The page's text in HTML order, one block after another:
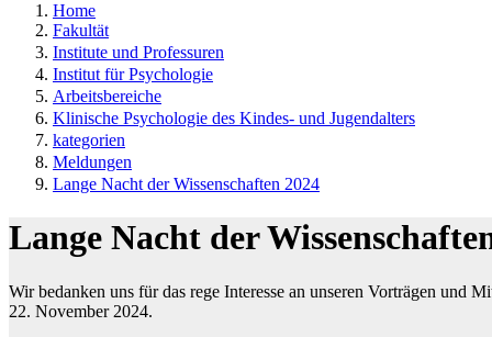
Home
Fakultät
Institute und Professuren
Institut für Psychologie
Arbeitsbereiche
Klinische Psychologie des Kindes- und Jugendalters
kategorien
Meldungen
Lange Nacht der Wissenschaften 2024
Lange Nacht der
Wir bedanken uns für das rege Interesse an unseren Vorträgen und
22. November 2024.